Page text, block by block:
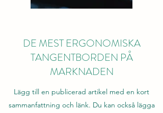
DE MEST ERGONOMISKA
TANGENTBORDEN PÅ
MARKNADEN
Lägg till en publicerad artikel med en kort
sammanfattning och länk. Du kan också lägga